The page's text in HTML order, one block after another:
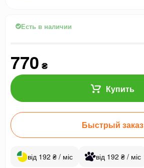
Есть в наличии
770 ₴
Купить
Быстрый заказ
від 192 ₴ / міс від 192 ₴ / міс